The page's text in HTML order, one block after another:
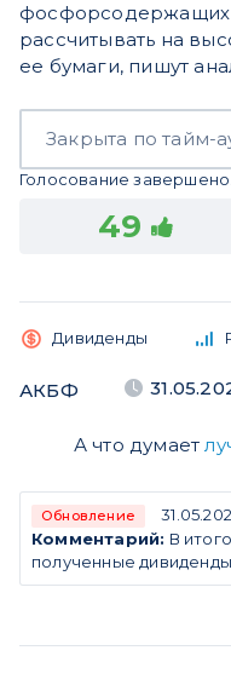
фосфорсодержащих
рассчитывать на
ее бумаги, пишут
Закрыта по тайм-
Голосование завершено.
49
Дивиденды
АКБФ
А что думает
Обновление
Комментарий: В
полученные дивиденды.